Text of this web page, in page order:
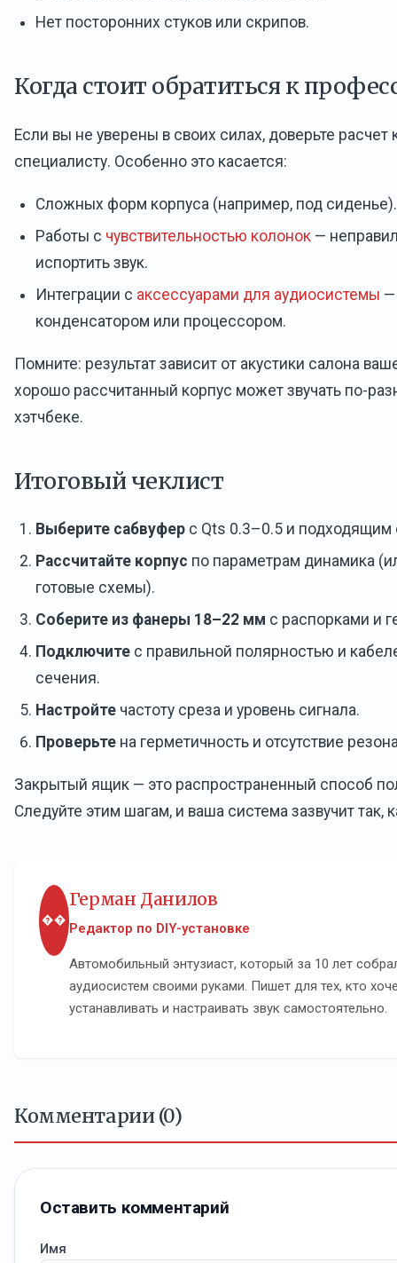
Нет посторонних стуков или скрипов.
Когда стоит обратиться к
Если вы не уверены в своих силах, доверьте расчет
специалисту. Особенно это касается:
Сложных форм корпуса (например, под сиденье).
Работы с чувствительностью колонок —
испортить звук.
Интеграции с аксессуарами для аудиосистемы —
конденсатором или процессором.
Помните: результат зависит от акустики салона
хорошо рассчитанный корпус может звучать по-
хэтчбеке.
Итоговый чеклист
Выберите сабвуфер с Qts 0.3–0.5 и
Рассчитайте корпус по параметрам динамика
готовые схемы).
Соберите из фанеры 18–22 мм с распорками и
Подключите с правильной полярностью и
сечения.
Настройте частоту среза и уровень сигнала.
Проверьте на герметичность и отсутствие
Закрытый ящик — это распространенный способ
Следуйте этим шагам, и ваша система зазвучит так,
��
Герман Данилов
Редактор по DIY-установке
Автомобильный энтузиаст, который за 10 лет
аудиосистем своими руками. Пишет для тех, кто
устанавливать и настраивать звук самостоятельно.
Комментарии (0)
Оставить комментарий
Имя